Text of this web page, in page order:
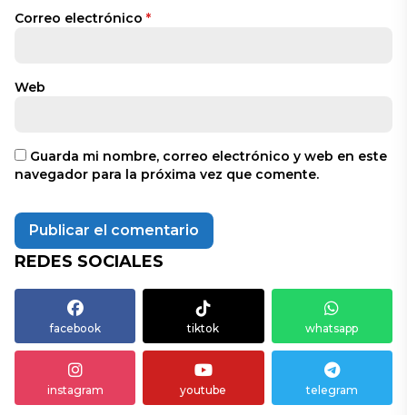
Correo electrónico *
Web
Guarda mi nombre, correo electrónico y web en este
navegador para la próxima vez que comente.
REDES SOCIALES
facebook tiktok whatsapp
instagram youtube telegram